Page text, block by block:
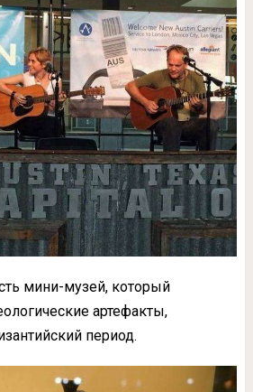
мини-музей, который
артефакты,
период.